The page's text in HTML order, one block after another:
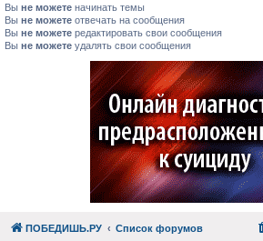
Вы не можете начинать темы
Вы не можете отвечать на сообщения
Вы не можете редактировать свои сообщения
Вы не можете удалять свои сообщения
ПОБЕДИШЬ.РУ Список форумов